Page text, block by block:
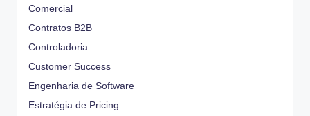
Comercial
Contratos B2B
Controladoria
Customer Success
Engenharia de Software
Estratégia de Pricing